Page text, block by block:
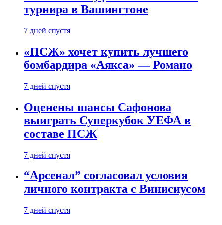
турнира в Вашингтоне
7 дней спустя
«ПСЖ» хочет купить лучшего
бомбардира «Аякса» — Романо
7 дней спустя
Оценены шансы Сафонова
выиграть Суперкубок УЕФА в
составе ПСЖ
7 дней спустя
“Арсенал” согласовал условия
личного контракта с Винисиусом
7 дней спустя